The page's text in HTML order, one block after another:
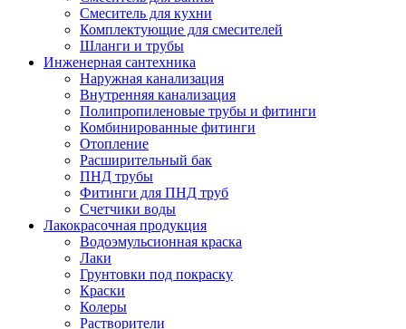
Смеситель для кухни
Комплектующие для смесителей
Шланги и трубы
Инженерная сантехника
Наружная канализация
Внутренняя канализация
Полипропиленовые трубы и фитинги
Комбинированные фитинги
Отопление
Расширительный бак
ПНД трубы
Фитинги для ПНД труб
Счетчики воды
Лакокрасочная продукция
Водоэмульсионная краска
Лаки
Грунтовки под покраску
Краски
Колеры
Растворители